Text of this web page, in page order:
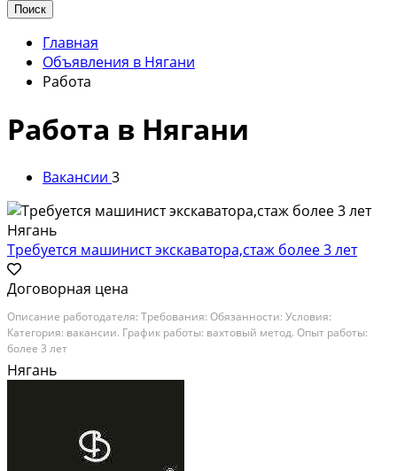
Поиск
Главная
Объявления в Нягани
Работа
Работа в Нягани
Вакансии 3
Требуется машинист экскаватора,стаж более 3 лет
Договорная цена
Описание работодателя: Требования: Обязанности: Условия:
Категория: вакансии. График работы: вахтовый метод. Опыт работы:
более 3 лет
Нягань